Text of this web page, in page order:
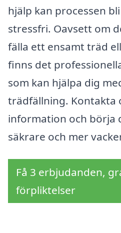
hjälp kan processen
stressfri. Oavsett om
fälla ett ensamt träd
finns det
som kan hjälpa dig
trädfällning. Kontakta
information och börja
säkrare och mer
Få 3 erbjudanden,
förpliktelser